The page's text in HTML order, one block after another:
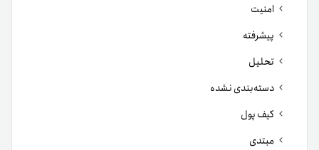
امنیت
پیشرفته
تحلیل
دسته‌بندی نشده
کیف پول
مبتدی